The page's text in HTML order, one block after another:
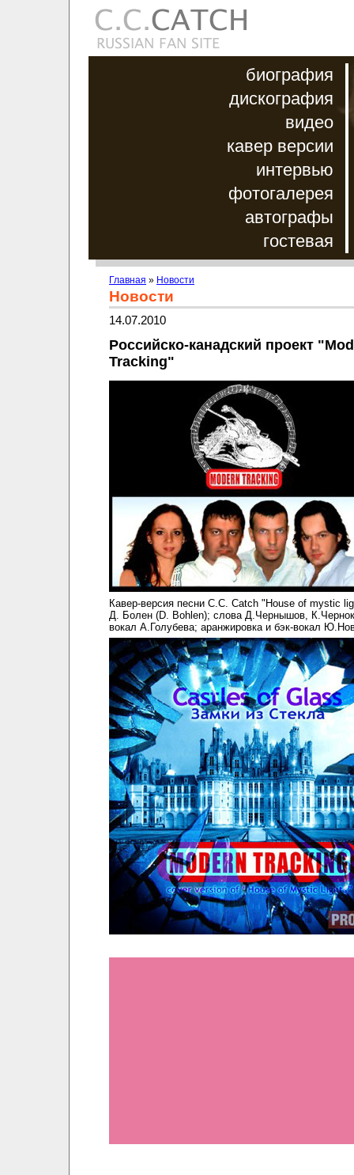
биография
дискография
видео
кавер версии
интервью
фотогалерея
автографы
гостевая
Главная » Новости
Новости
14.07.2010
Российско-канадский проект
Tracking"
Кавер-версия песни C.C. Catch "House of mystic
Д. Болен (D. Bohlen); слова Д.Чернышов,
вокал А.Голубева; аранжировка и бэк-вокал